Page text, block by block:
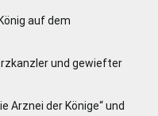
auf dem
und gewiefter
Arznei der Könige“ und